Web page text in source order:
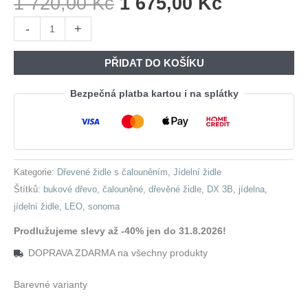
1
720,00 Kč. 675,00
-
LEO
sonoma
/
+
PŘIDAT DO KOŠÍKU
Bezpečná platba kartou i na splátky
Kategorie: Dřevené židle s čalouněním, Jídelní židle
Štítků: bukové dřevo, čalouněné, dřevěné židle, DX 3B, jídelna,
jídelní židle, LEO, sonoma
Prodlužujeme slevy až -40% jen do 31.8.2026!
DOPRAVA ZDARMA na všechny produkty
Barevné varianty